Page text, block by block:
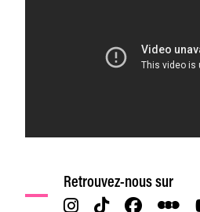
Retrouvez-nous sur